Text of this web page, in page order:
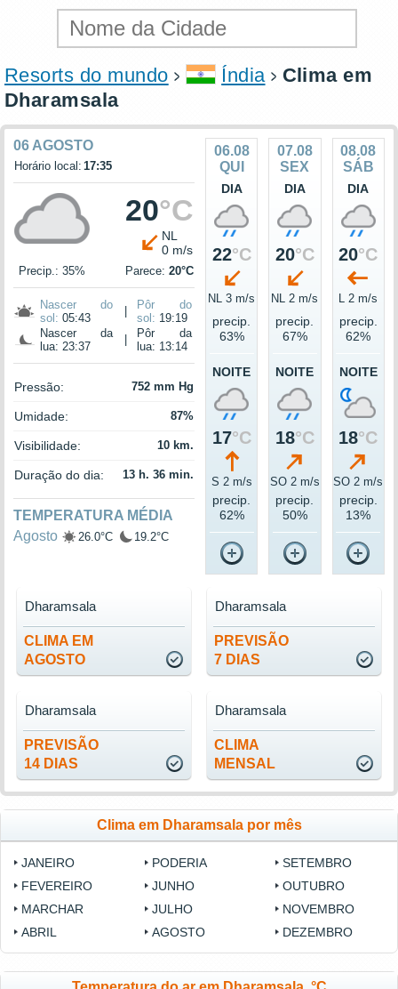
Resorts do mundo Índia
Clima em
Dharamsala
06 AGOSTO
Horário local: 17:35
20°C
NL
0 m/s
Precip.: 35% Parece: 20°C
Nascer do
sol: 05:43
Pôr do
sol: 19:19
Nascer da
lua: 23:37
Pôr da
lua: 13:14
Pressão: 752 mm Hg
Umidade: 87%
Visibilidade: 10 km.
Duração do dia: 13 h. 36 min.
TEMPERATURA MÉDIA
Agosto
26.0°C 19.2°C
06.08
QUI
DIA
22°C
NL 3 m/s
precip.
63%
NOITE
17°C
S 2 m/s
precip.
62%
07.08
SEX
DIA
20°C
NL 2 m/s
precip.
67%
NOITE
18°C
SO 2 m/s
precip.
50%
08.08
SÁB
DIA
20°C
L 2 m/s
precip.
62%
NOITE
18°C
SO 2 m/s
precip.
13%
CLIMA EM
AGOSTO
Dharamsala
PREVISÃO
7 DIAS
Dharamsala
PREVISÃO
14 DIAS
Dharamsala
CLIMA
MENSAL
Dharamsala
Clima em Dharamsala por mês
JANEIRO
FEVEREIRO
MARCHAR
ABRIL
PODERIA
JUNHO
JULHO
AGOSTO
SETEMBRO
OUTUBRO
NOVEMBRO
DEZEMBRO